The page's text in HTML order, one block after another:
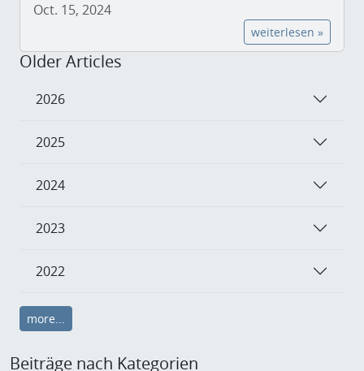
Oct. 15, 2024
weiterlesen »
Older Articles
2026
2025
2024
2023
2022
more...
Beiträge nach Kategorien